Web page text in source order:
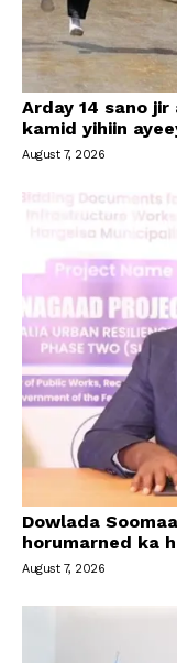
Arday 14 sano
kamid yihiin
August 7, 2026
Dowlada
horumarned ka
August 7, 2026